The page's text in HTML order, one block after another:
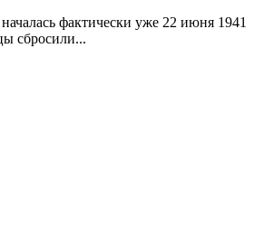
фактически уже 22 июня 1941
сбросили...